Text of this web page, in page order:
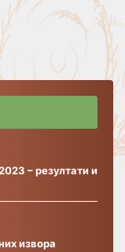
– резултати и
извора